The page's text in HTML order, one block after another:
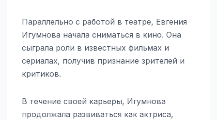
Параллельно с работой в театре, Евгения
Игумнова начала сниматься в кино. Она
сыграла роли в известных фильмах и
сериалах, получив признание зрителей и
критиков.
В течение своей карьеры, Игумнова
продолжала развиваться как актриса,